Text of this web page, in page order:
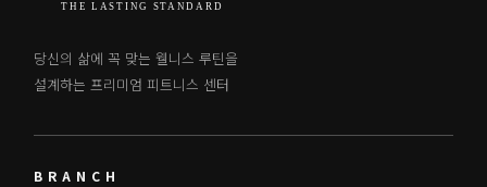
당신의 삶에 꼭 맞는 웰니스 루틴을
설계하는 프리미엄 피트니스 센터
BRANCH